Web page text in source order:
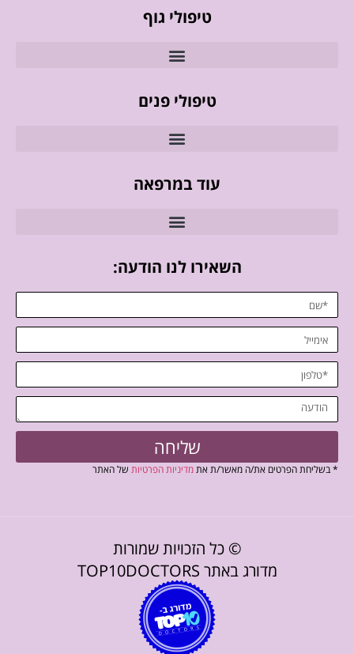
טיפולי גוף
טיפולי פנים
עוד במרפאה
השאירו לנו הודעה:
שליחה
* בשליחת הפרטים את/ה מאשר/ת אתמדיניות הפרטיות של האתר
© כל הזכויות שמורות
מדורג באתר TOP10DOCTORS